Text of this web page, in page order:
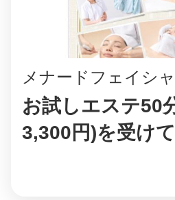
メナードフェイシ
お試しエステ50
3,300円)を受け